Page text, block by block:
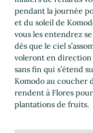
pendant la journée
et du soleil de
vous les entendrez
dès que le ciel
voleront en direction
sans fin qui s’étend
Komodo au coucher
rendent à Flores
plantations de fruits.